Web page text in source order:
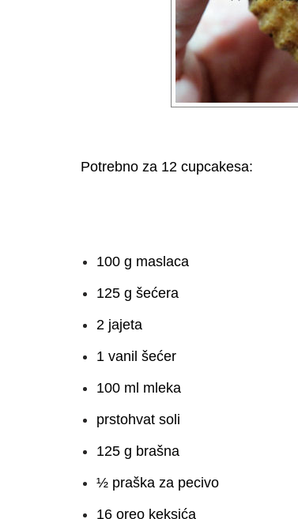
Potrebno za 12 cupcakesa:
100 g maslaca
125 g šećera
2 jajeta
1 vanil šećer
100 ml mleka
prstohvat soli
125 g brašna
½ praška za pecivo
16 oreo keksića